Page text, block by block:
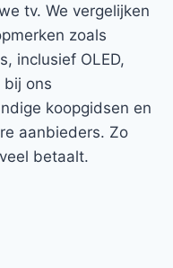
tv. We vergelijken
zoals
inclusief OLED,
bij ons
koopgidsen en
aanbieders. Zo
betaalt.